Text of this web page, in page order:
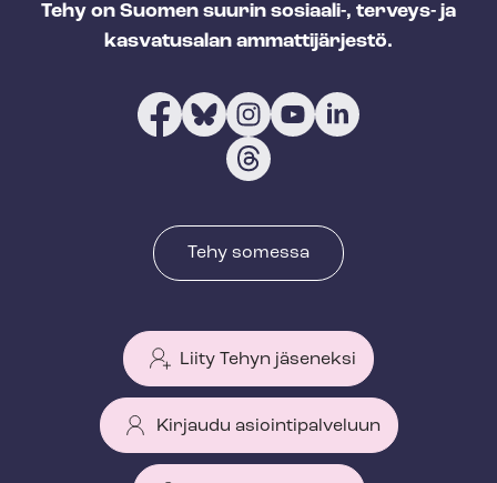
Tehy on Suomen suurin sosiaali-, terveys- ja
kasvatusalan ammattijärjestö.
Tehy somessa
Liity Tehyn jäseneksi
Kirjaudu asiointipalveluun